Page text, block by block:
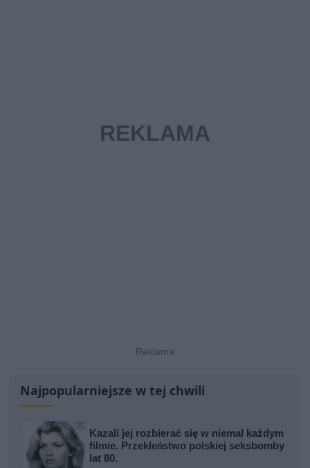
Najpopularniejsze w tej chwili
Kazali jej rozbierać się w niemal każdym
filmie. Przekleństwo polskiej seksbomby
lat 80.